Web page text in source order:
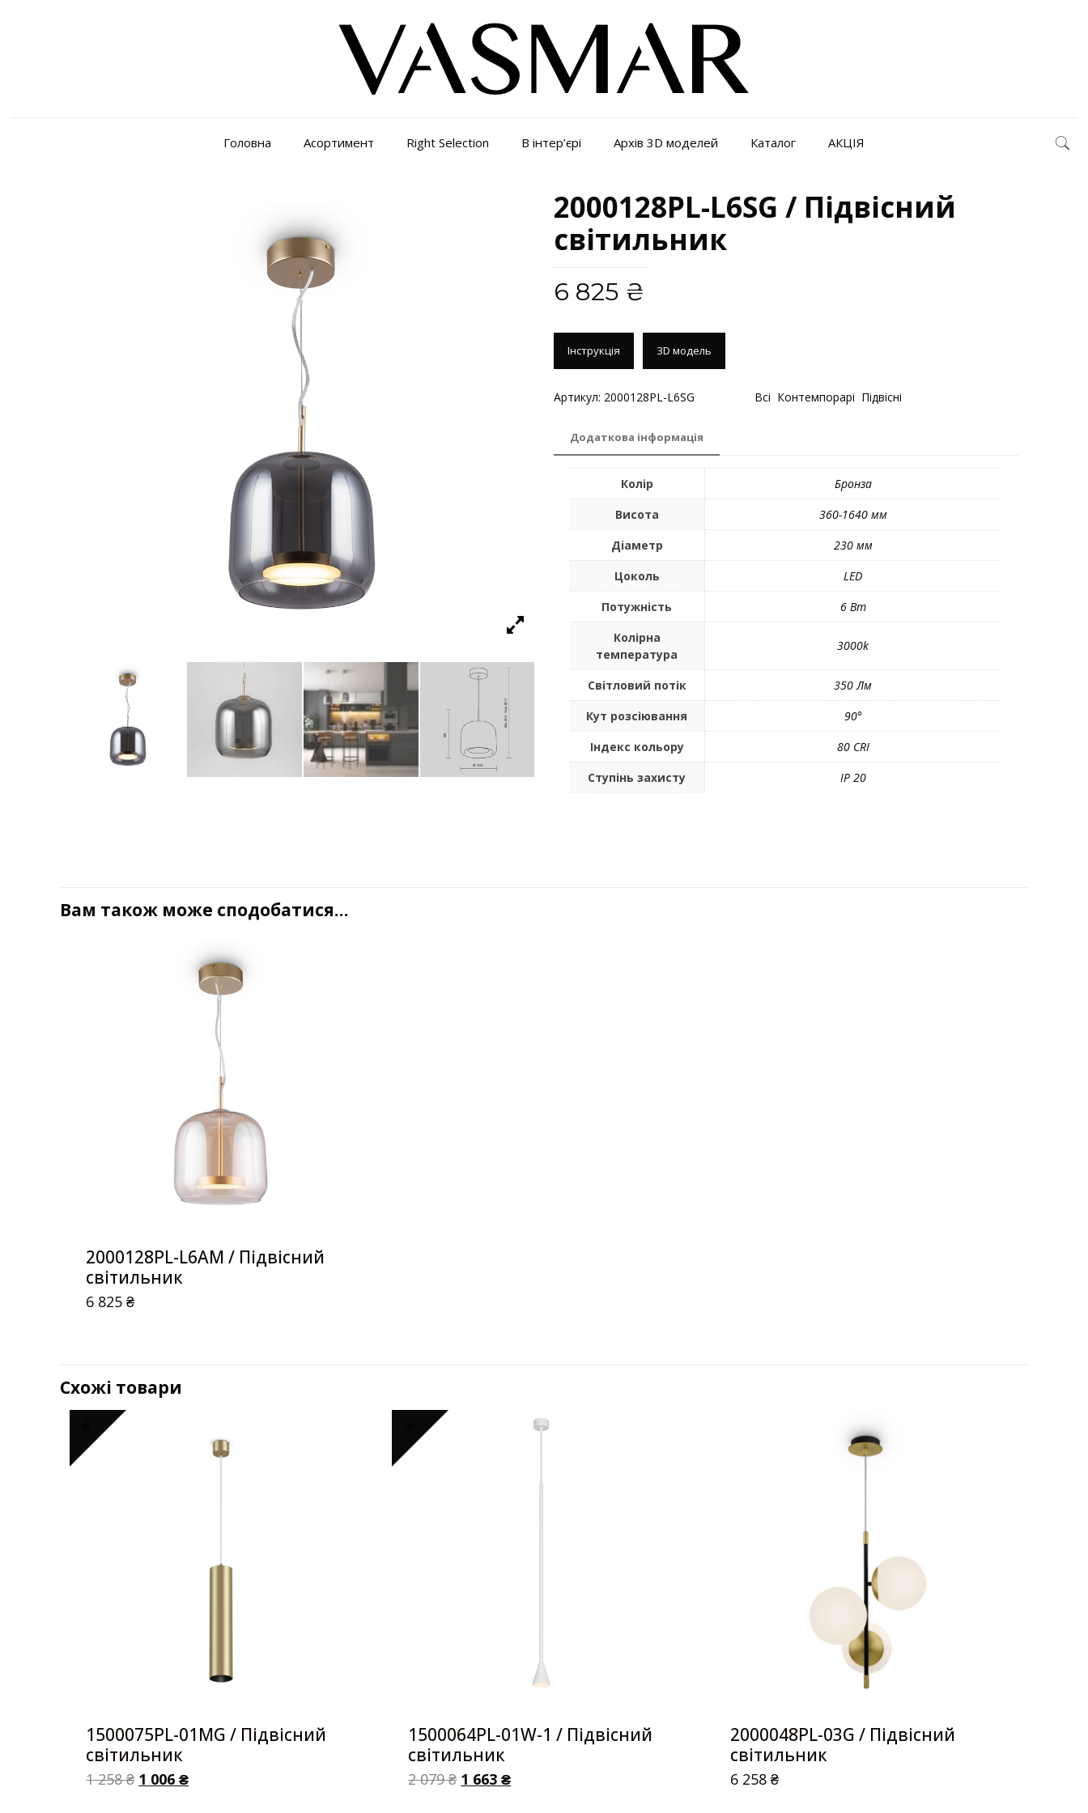
Головна Асортимент Right Selection В інтер’єрі Архів 3D моделей Каталог АКЦІЯ
2000128PL-L6SG / Підвісний
світильник
6 825 ₴
Інструкція 3D модель
Артикул: 2000128PL-L6SG Bсі Контемпорарі Підвісні
Додаткова інформація
Колір
Бронза
Висота
360-1640 мм
Діаметр
230 мм
Цоколь
LED
Потужність
6 Вт
Колірна
температура
3000k
Світловий потік
350 Лм
Кут розсіювання
90°
Індекс кольору
80 CRI
Ступінь захисту
IP 20
Вам також може сподобатися…
2000128PL-L6AM / Підвісний
світильник
6 825₴
Схожі товари
1500075PL-01MG / Підвісний
світильник
1 258₴ 1 006₴
1500064PL-01W-1 / Підвісний
світильник
2 079₴ 1 663₴
2000048PL-03G / Підвісний
світильник
6 258₴